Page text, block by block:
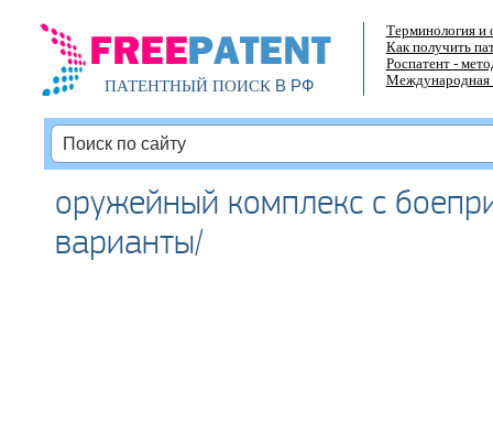
ПАТЕНТНЫЙ ПОИСКВ РФ
Терминология и
Как получить
Роспатент -
Международная
оружейный комплекс с
варианты/